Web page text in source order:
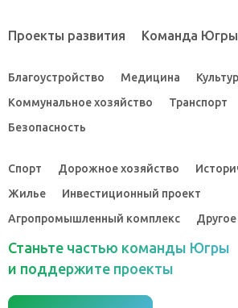
Проекты развития Команда Югры
Благоустройство Медицина
Коммунальное хозяйство
Транспорт
Безопасность
Спорт Дорожное хозяйство
Жилье
Инвестиционный проект
Агропромышленный комплекс
Другое
Станьте частью команды Югры
и поддержите проекты